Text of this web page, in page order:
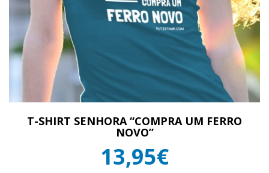
T-SHIRT SENHORA “COMPRA UM FERRO
NOVO”
13,95€